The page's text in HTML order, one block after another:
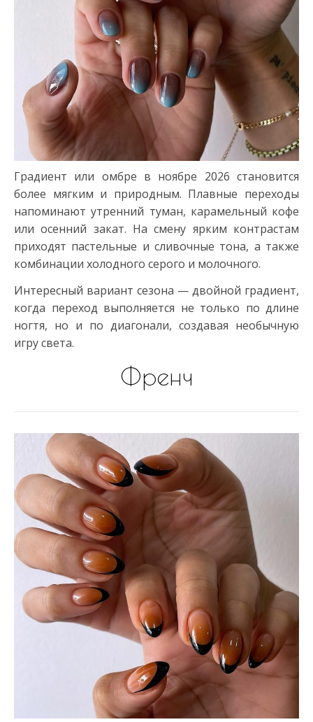
Градиент или омбре в ноябре 2026 становится
более мягким и природным. Плавные переходы
напоминают утренний туман, карамельный кофе
или осенний закат. На смену ярким контрастам
приходят пастельные и сливочные тона, а также
комбинации холодного серого и молочного.
Интересный вариант сезона — двойной градиент,
когда переход выполняется не только по длине
ногтя, но и по диагонали, создавая необычную
игру света.
Френч